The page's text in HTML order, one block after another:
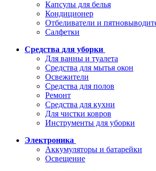
Капсулы для белья
Кондиционер
Отбеливатели и
Салфетки
Средства для уборки
Для ванны и туалета
Средства для мытья окон
Освежители
Средства для полов
Ремонт
Средства для кухни
Для чистки ковров
Инструменты для уборки
Электроника
Аккумуляторы и батарейки
Освещение